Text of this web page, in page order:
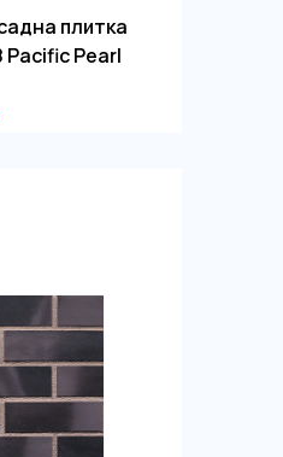
плитка
Pacific Pearl